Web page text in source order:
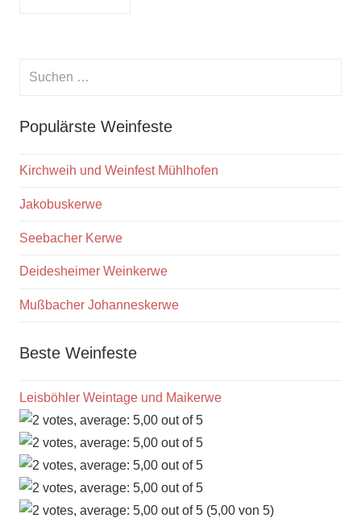
Suchen
Populärste Weinfeste
Kirchweih und Weinfest Mühlhofen
Jakobuskerwe
Seebacher Kerwe
Deidesheimer Weinkerwe
Mußbacher Johanneskerwe
Beste Weinfeste
Leisböhler Weintage und Maikerwe
(5,00 von 5)